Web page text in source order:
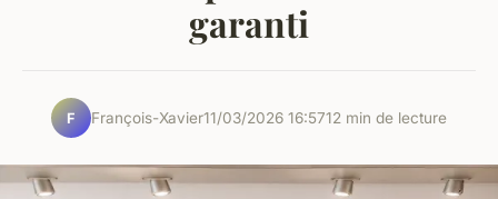
garanti
F François-Xavier11/03/2026 16:5712 min de lecture